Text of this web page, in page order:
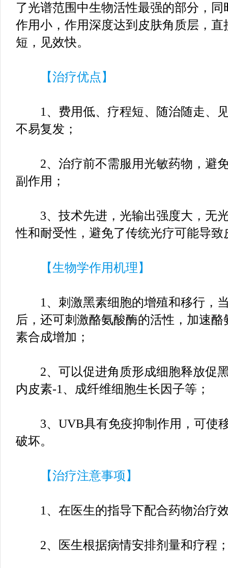
了光谱范围中生物活性最强的部分，
作用小，作用深度达到皮肤角质层，
短，见效快。
【治疗优点】
1、费用低、疗程短、随治随走、
不易复发；
2、治疗前不需服用光敏药物，避
副作用；
3、技术先进，光输出强度大，无
性和耐受性，避免了传统光疗可能导
【生物学作用机理】
1、刺激黑素细胞的增殖和移行，
后，还可刺激酪氨酸酶的活性，加速
素合成增加；
2、可以促进角质形成细胞释放促
内皮素-1、成纤维细胞生长因子等；
3、UVB具有免疫抑制作用，可使
破坏。
【治疗注意事项】
1、在医生的指导下配合药物治疗
2、医生根据病情安排剂量和疗程